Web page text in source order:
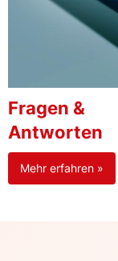
Fragen &
Antworten
Mehr erfahren »